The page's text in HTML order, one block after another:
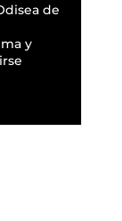
de
y